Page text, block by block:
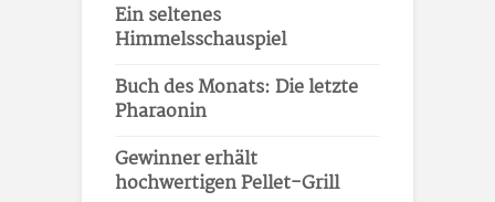
Ein seltenes
Himmelsschauspiel
Buch des Monats: Die letzte
Pharaonin
Gewinner erhält
hochwertigen Pellet-Grill